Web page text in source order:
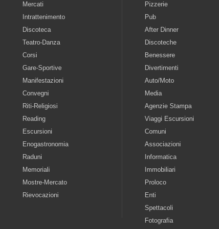
Mercati
Intrattenimento
Discoteca
Teatro-Danza
Corsi
Gare-Sportive
Manifestazioni
Convegni
Riti-Religiosi
Reading
Escursioni
Enogastronomia
Raduni
Memoriali
Mostre-Mercato
Rievocazioni
Pizzerie
Pub
After Dinner
Discoteche
Benessere
Divertimenti
Auto/Moto
Media
Agenzie Stampa
Viaggi Escursioni
Comuni
Associazioni
Informatica
Immobiliari
Proloco
Enti
Spettacoli
Fotografia